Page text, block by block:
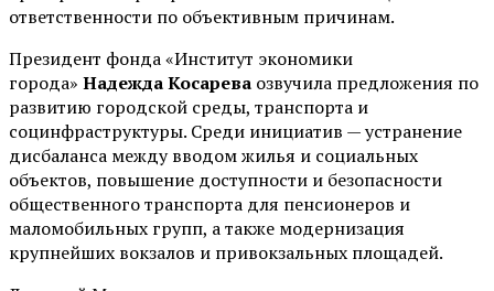
ответственности по объективным причинам.
Президент фонда «Институт экономики
города» Надежда Косарева озвучила предложения по
развитию городской среды, транспорта и
социнфраструктуры. Среди инициатив — устранение
дисбаланса между вводом жилья и социальных
объектов, повышение доступности и безопасности
общественного транспорта для пенсионеров и
маломобильных групп, а также модернизация
крупнейших вокзалов и привокзальных площадей.